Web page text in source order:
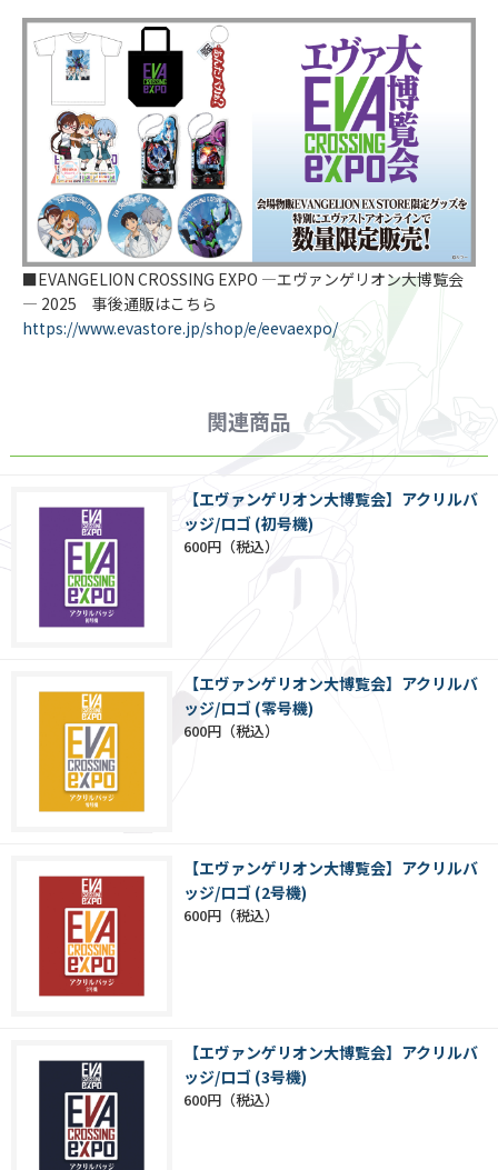
■EVANGELION CROSSING EXPO ―エヴァンゲリオン大博覧会
― 2025 事後通販はこちら
https://www.evastore.jp/shop/e/eevaexpo/
関連商品
【エヴァンゲリオン大博覧会】アクリルバ
ッジ/ロゴ (初号機)
600円
【エヴァンゲリオン大博覧会】アクリルバ
ッジ/ロゴ (零号機)
600円
【エヴァンゲリオン大博覧会】アクリルバ
ッジ/ロゴ (2号機)
600円
【エヴァンゲリオン大博覧会】アクリルバ
ッジ/ロゴ (3号機)
600円